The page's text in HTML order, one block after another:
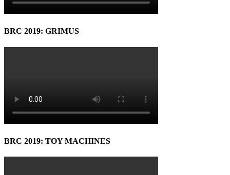
BRC 2019: GRIMUS
BRC 2019: TOY MACHINES